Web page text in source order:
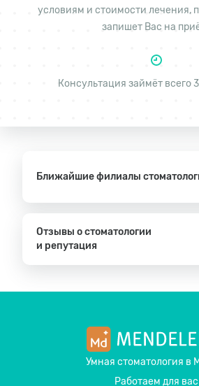
условиям и стоимости лечения,
запишет Вас на
Консультация займёт всего
Ближайшие филиалы
Отзывы о стоматологии
и репутация
Умная стоматология в
Работаем для вас